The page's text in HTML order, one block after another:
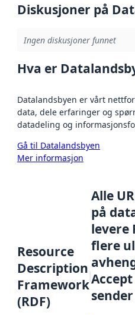
Diskusjoner på
Ingen diskusjoner funnet
Hva er
Datalandsbyen er vårt
data, dele erfaringer og
datadeling og
Gå til Datalandsbyen
Mer informasjon
Resource
Description
Framework
(RDF)
Alle
på
levere
flere